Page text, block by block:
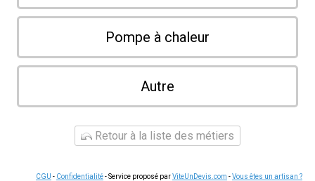
Pompe à chaleur
Autre
Retour à la liste des métiers
CGU - Confidentialité- Service proposé parViteUnDevis.com -Vous êtes un artisan ?